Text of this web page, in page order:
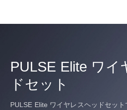
PULSE Elite ワイ
ドセット
PULSE Elite ワイヤレスヘッドセッ